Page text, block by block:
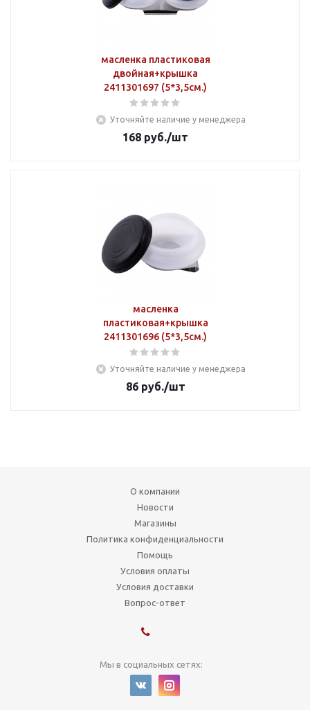
масленка пластиковая
двойная+крышка
2411301697 (5*3,5см.)
Уточняйте наличие у менеджера
168 руб./шт
масленка
пластиковая+крышка
2411301696 (5*3,5см.)
Уточняйте наличие у менеджера
86руб./шт
О компании
Новости
Магазины
Политика конфиденциальности
Помощь
Условия оплаты
Условия доставки
Вопрос-ответ
Мы в социальных сетях: